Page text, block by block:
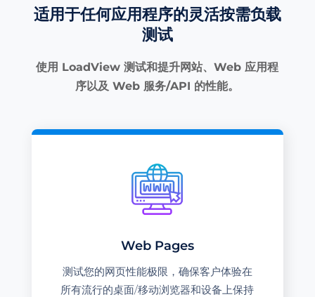
适用于任何应用程序的灵活按需负载
测试
使用 LoadView 测试和提升网站、Web 应用程
序以及 Web 服务/API 的性能。
Web Pages
测试您的网页性能极限，确保客户体验在
所有流行的桌面/移动浏览器和设备上保持